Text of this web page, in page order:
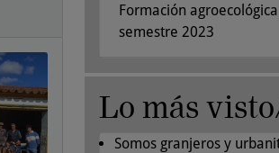
Formación
semestre 2023
Lo más
Somos granjeros y